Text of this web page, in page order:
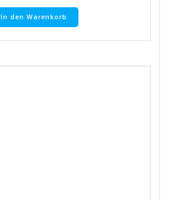
In den Warenkorb